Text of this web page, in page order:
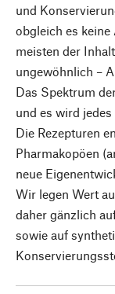
und
obgleich es
meisten der
ungewöhnlich –
Das Spektrum
und es wird
Die Rezepturen
Pharmakopöen
neue
Wir legen Wert
daher gänzlich
sowie auf